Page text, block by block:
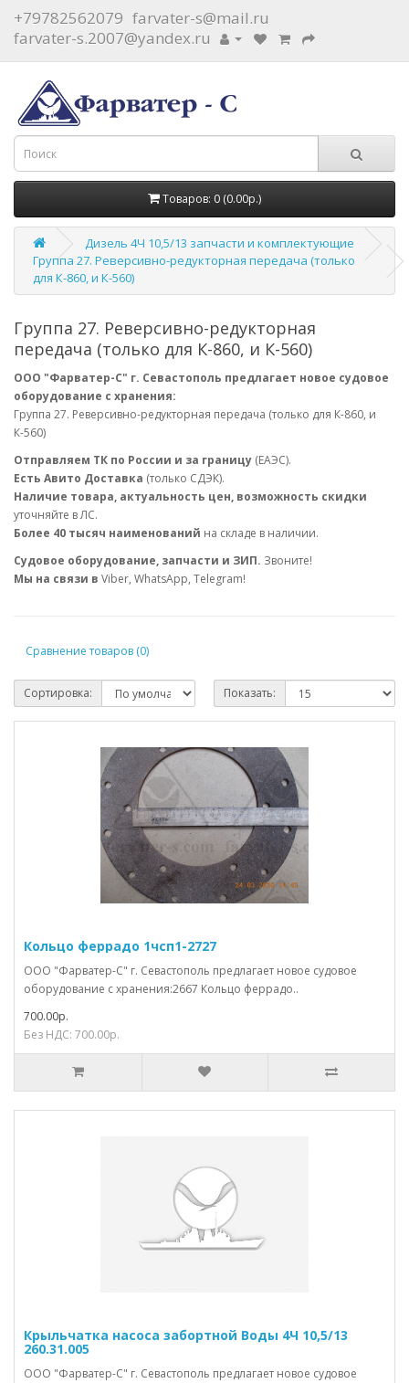
+79782562079 farvater-s@mail.ru
farvater-s.2007@yandex.ru
Товаров: 0 (0.00р.)
Дизель 4Ч 10,5/13 запчасти и комплектующие
Группа 27. Реверсивно-редукторная передача (только
для К-860, и К-560)
Группа 27. Реверсивно-редукторная
передача (только для К-860, и К-560)
ООО "Фарватер-С" г. Севастополь предлагает новое судовое
оборудование с хранения:
Группа 27. Реверсивно-редукторная передача (только для К-860, и
К-560)
Отправляем ТК по России и за границу (ЕАЭС).
Есть Авито Доставка (только СДЭК).
Наличие товара, актуальность цен, возможность скидки
уточняйте в ЛС.
Более 40 тысяч наименований на складе в наличии.
Судовое оборудование, запчасти и ЗИП. Звоните!
Мы на связи в Viber, WhatsApp, Telegram!
Сравнение товаров (0)
Сортировка: Показать:
Кольцо феррадо 1чсп1-2727
ООО "Фарватер-С" г. Севастополь предлагает новое судовое
оборудование с хранения:2667 Кольцо феррадо..
700.00р.
Без НДС: 700.00р.
Крыльчатка насоса забортной Воды 4Ч 10,5/13
260.31.005
ООО "Фарватер-С" г. Севастополь предлагает новое судовое